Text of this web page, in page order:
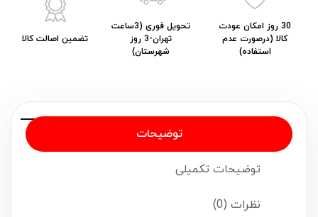
30 روز امکان عودت
کالا (درصورت عدم
استفاده)
تحویل فوری (3ساعت
تهران-3 روز
شهرستان)
تضمین اصالت کالا
توضیحات
توضیحات تکمیلی
نظرات (0)